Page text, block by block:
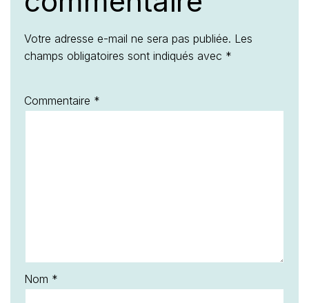
Votre adresse e-mail ne sera pas publiée. Les
champs obligatoires sont indiqués avec *
Commentaire *
Nom *